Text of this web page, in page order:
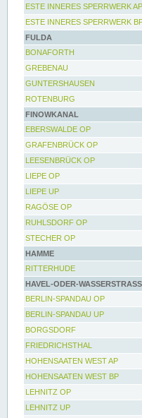
ESTE INNERES SPERRWERK AP
ESTE INNERES SPERRWERK
FULDA
BONAFORTH
GREBENAU
GUNTERSHAUSEN
ROTENBURG
FINOWKANAL
EBERSWALDE OP
GRAFENBRÜCK OP
LEESENBRÜCK OP
LIEPE OP
LIEPE UP
RAGÖSE OP
RUHLSDORF OP
STECHER OP
HAMME
RITTERHUDE
HAVEL-ODER-
BERLIN-SPANDAU OP
BERLIN-SPANDAU UP
BORGSDORF
FRIEDRICHSTHAL
HOHENSAATEN WEST AP
HOHENSAATEN WEST BP
LEHNITZ OP
LEHNITZ UP